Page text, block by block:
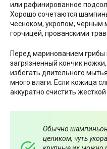
или рафинированное
Хорошо сочетаются
чесноком, укропом,
горчицей, прованскими
Перед маринованием грибы
загрязненный кончик
избегать длительного
много влаги. Если кожица
аккуратно счистить
Обычно
целиком, чуть